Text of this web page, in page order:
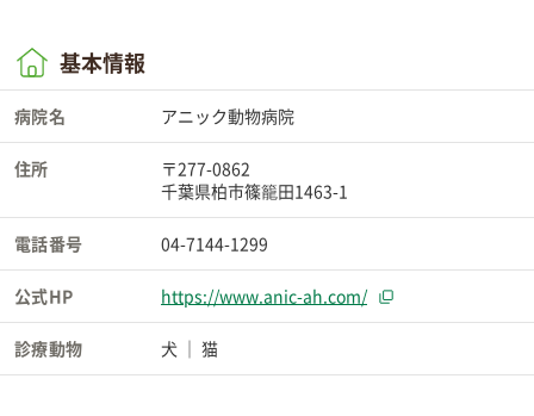
基本情報
病院名 アニック動物病院
住所
〒277-0862
千葉県柏市篠籠田1463-1
電話番号 04-7144-1299
公式HP https://www.anic-ah.com/
診療動物 犬 猫